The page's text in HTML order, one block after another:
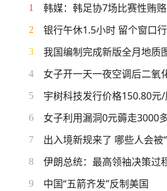
1 韩媒：韩足协7场比赛性贿
2 银行午休1.5小时 留个窗口
3 我国编制完成新版全月地质
4 女子开一天一夜空调后二氧
5 宇树科技发行价格150.80元
6 女子利用漏洞0元薅走3000
7 出入境新规来了 哪些人会被
8 伊朗总统：最高领袖决策过
9 中国“五箭齐发”反制美国